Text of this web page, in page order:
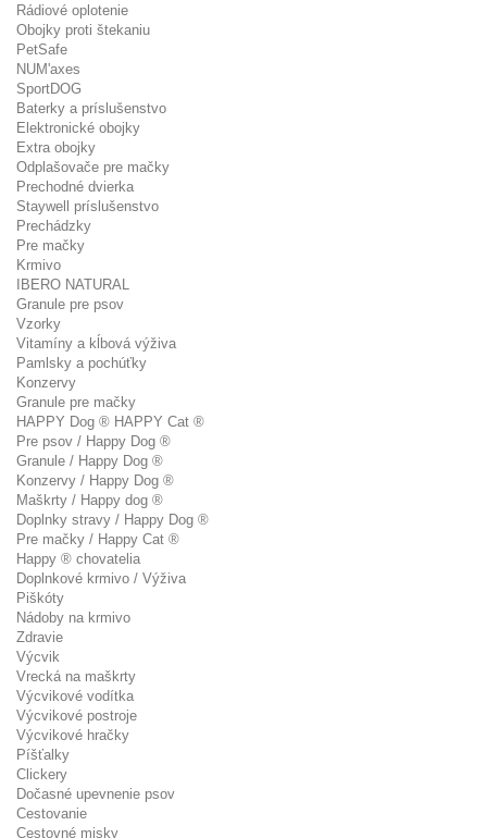
Rádiové oplotenie
Obojky proti štekaniu
PetSafe
NUM'axes
SportDOG
Baterky a príslušenstvo
Elektronické obojky
Extra obojky
Odplašovače pre mačky
Prechodné dvierka
Staywell príslušenstvo
Prechádzky
Pre mačky
Krmivo
IBERO NATURAL
Granule pre psov
Vzorky
Vitamíny a kĺbová výživa
Pamlsky a pochúťky
Konzervy
Granule pre mačky
HAPPY Dog ® HAPPY Cat ®
Pre psov / Happy Dog ®
Granule / Happy Dog ®
Konzervy / Happy Dog ®
Maškrty / Happy dog ®
Doplnky stravy / Happy Dog ®
Pre mačky / Happy Cat ®
Happy ® chovatelia
Doplnkové krmivo / Výživa
Piškóty
Nádoby na krmivo
Zdravie
Výcvik
Vrecká na maškrty
Výcvikové vodítka
Výcvikové postroje
Výcvikové hračky
Píšťalky
Clickery
Dočasné upevnenie psov
Cestovanie
Cestovné misky